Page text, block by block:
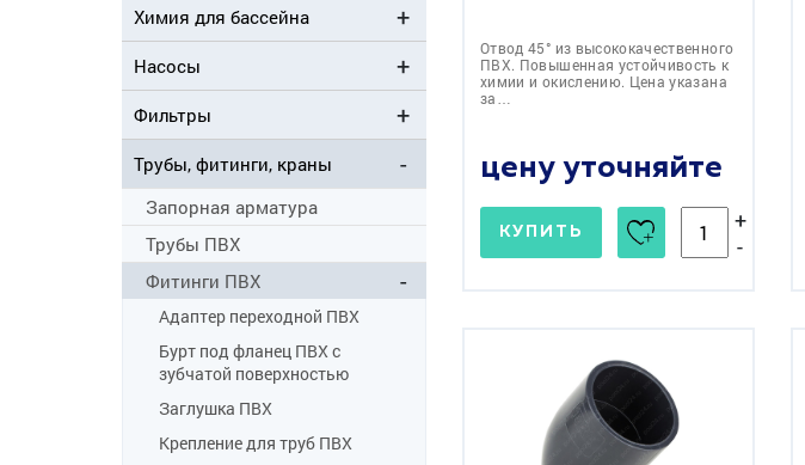
Химия для бассейна
Насосы
Фильтры
Трубы, фитинги, краны
Запорная арматура
Трубы ПВХ
Фитинги ПВХ
Адаптер переходной ПВХ
Бурт под фланец ПВХ с
зубчатой поверхностью
Заглушка ПВХ
Крепление для труб ПВХ
Отвод 45° из высококачественного
ПВХ. Повышенная устойчивость к
химии и окислению. Цена указана
за…
цену уточняйте
КУПИТЬ
+
-